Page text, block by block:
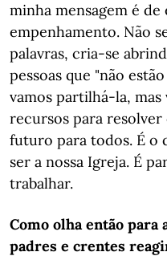
minha mensagem é de
empenhamento. Não
palavras, cria-se
pessoas que "não
vamos partilhá-la,
recursos para
futuro para todos. É o
ser a nossa Igreja. É
trabalhar.
Como olha então para
padres e crentes